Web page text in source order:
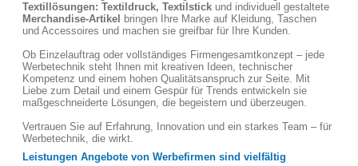
Textillösungen: Textildruck, Textilstick und individuell gestaltete
Merchandise-Artikel
bringen Ihre Marke auf Kleidung, Taschen
und Accessoires und machen sie greifbar für Ihre Kunden.
Ob Einzelauftrag oder vollständiges Firmengesamtkonzept – jede
Werbetechnik steht Ihnen mit kreativen Ideen, technischer
Kompetenz und einem hohen Qualitätsanspruch zur Seite. Mit
Liebe zum Detail und einem Gespür für Trends entwickeln sie
maßgeschneiderte Lösungen, die begeistern und überzeugen.
Vertrauen Sie auf Erfahrung, Innovation und ein starkes Team – für
Werbetechnik, die wirkt.
Leistungen Angebote von Werbefirmen sind vielfältig